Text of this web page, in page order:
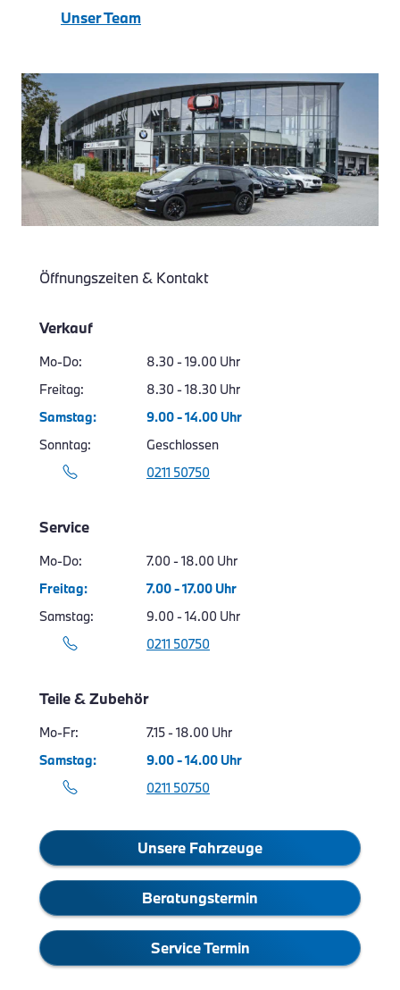
Unser Team
Öffnungszeiten & Kontakt
Verkauf
Mo-Do
8.30 - 19.00 Uhr
Freitag
8.30 - 18.30 Uhr
Samstag
9.00 - 14.00 Uhr
Sonntag
Geschlossen
0211 50750
Service
Mo-Do
7.00 - 18.00 Uhr
Freitag
7.00 - 17.00 Uhr
Samstag
9.00 - 14.00 Uhr
0211 50750
Teile & Zubehör
Mo-Fr
7.15 - 18.00 Uhr
Samstag
9.00 - 14.00 Uhr
0211 50750
Unsere Fahrzeuge
Beratungstermin
Service Termin